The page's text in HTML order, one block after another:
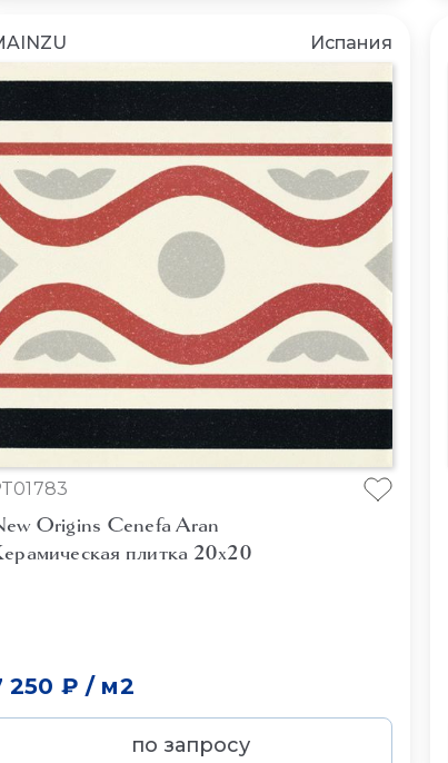
Испания
Origins Cenefa Aran
плитка 20x20
250 ₽ / м2
по запросу